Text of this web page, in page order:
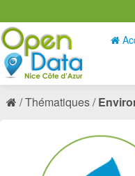
Thématiques